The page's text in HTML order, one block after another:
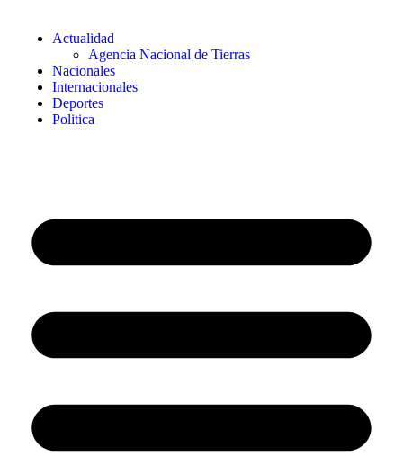
Actualidad
Agencia Nacional de Tierras
Nacionales
Internacionales
Deportes
Politica